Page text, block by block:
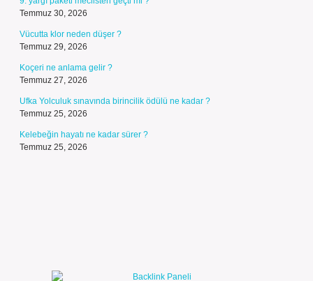
Temmuz 30, 2026
Vücutta klor neden düşer ?
Temmuz 29, 2026
Koçeri ne anlama gelir ?
Temmuz 27, 2026
Ufka Yolculuk sınavında birincilik ödülü ne kadar ?
Temmuz 25, 2026
Kelebeğin hayatı ne kadar sürer ?
Temmuz 25, 2026